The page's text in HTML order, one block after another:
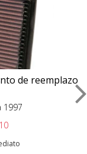
de reemplazo
1997